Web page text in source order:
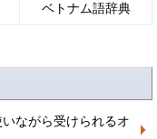
ベトナム語辞典
ながら受けられるオ